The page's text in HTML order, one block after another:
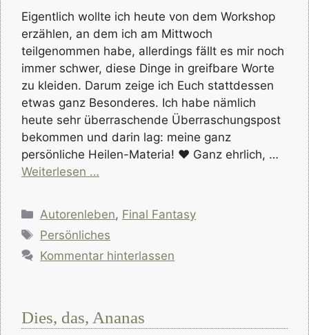
Eigentlich wollte ich heute von dem Workshop
erzählen, an dem ich am Mittwoch
teilgenommen habe, allerdings fällt es mir noch
immer schwer, diese Dinge in greifbare Worte
zu kleiden. Darum zeige ich Euch stattdessen
etwas ganz Besonderes. Ich habe nämlich
heute sehr überraschende Überraschungspost
bekommen und darin lag: meine ganz
persönliche Heilen-Materia! ♥ Ganz ehrlich, …
Weiterlesen …
Kategorien
Autorenleben, Final Fantasy
Schlagwörter
Persönliches
Kommentar hinterlassen
Dies, das, Ananas